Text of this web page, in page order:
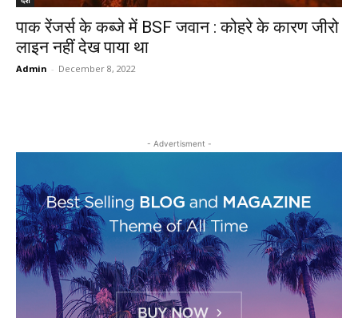
पाक रेंजर्स के कब्जे में BSF जवान : कोहरे के कारण जीरो
लाइन नहीं देख पाया था
Admin - December 8, 2022
- Advertisment -